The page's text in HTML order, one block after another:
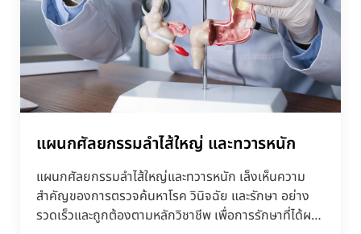
แผนกศัลยกรรมลำไส้ใหญ่ และทวารหนัก
แผนกศัลยกรรมลำไส้ใหญ่และทวารหนัก เล็งเห็นความ
สำคัญของการตรวจค้นหาโรค วินิจฉัย และรักษา อย่าง
รวดเร็วและถูกต้องตามหลักวิชาชีพ เพื่อการรักษาที่ได้ผล